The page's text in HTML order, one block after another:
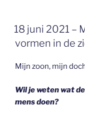
GEPLAATST
OP
18 juni 2021 –
vormen in de
Mijn zoon, mijn
Wil je weten wat
mens doen?